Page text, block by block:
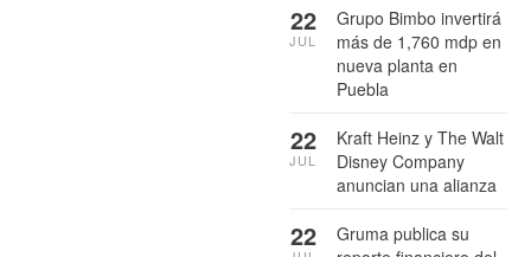
Grupo Bimbo invertirá
más de 1,760 mdp en
nueva planta en
Puebla
22
JUL
Kraft Heinz y The Walt
Disney Company
anuncian una alianza
22
JUL
Gruma publica su
22